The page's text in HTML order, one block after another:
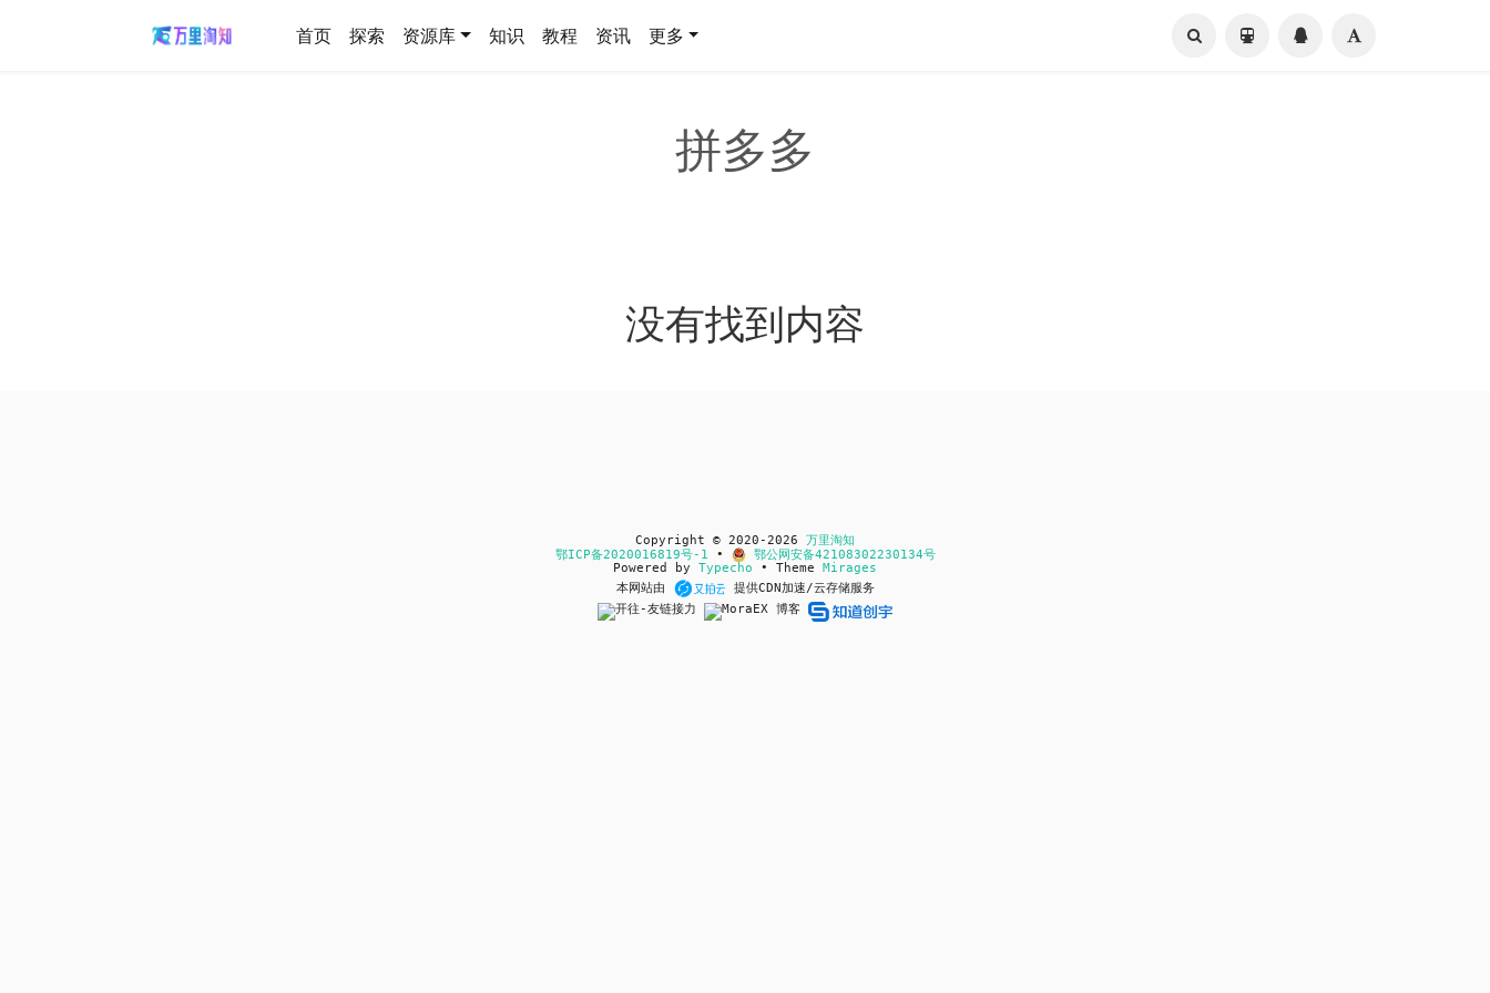
首页 探索 资源库 知识 教程 资讯 更多
拼多多
没有找到内容
Copyright © 2020-2026 万里淘知
鄂ICP备2020016819号-1 •
鄂公网安备42108302230134号
Powered by Typecho • Theme Mirages
本网站由
提供CDN加速/云存储服务